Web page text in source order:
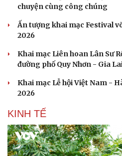
Sức khỏe
Dinh dưỡng - món ngon
Cây thuốc
chuyện cùng công chúng
Ấn tượng khai mạc Festival
2026
Khai mạc Liên hoan Lân Sư
đường phố Quy Nhơn - Gia
Khai mạc Lễ hội Việt Nam -
2026
KINH TẾ